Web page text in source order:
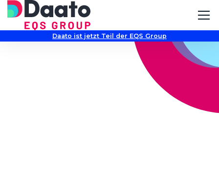
Daato ist jetzt Teil der EQS Group